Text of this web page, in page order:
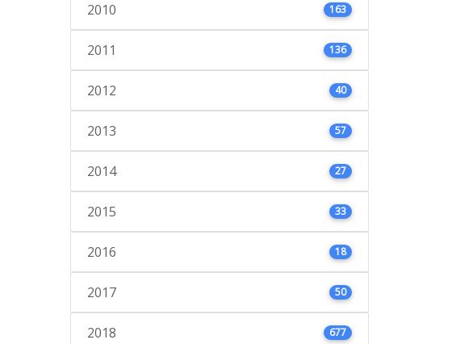
2010 163
2011 136
2012 40
2013 57
2014 27
2015 33
2016 18
2017 50
2018 677